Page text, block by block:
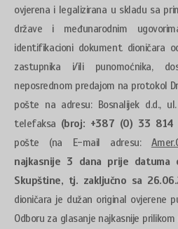
ovjerena i legalizirana u skladu sa
države i međunarodnim
identifikacioni dokument dioničara
zastupnika i/ili punomoćnika,
neposrednom predajom na protokol
pošte na adresu: Bosnalijek d.d.,
telefaksa (broj: +387 (0) 33 814
pošte (na E-mail adresu:
najkasnije 3 dana prije datuma
Skupštine, tj. zaključno sa
dioničara je dužan original ovjerene
Odboru za glasanje najkasnije